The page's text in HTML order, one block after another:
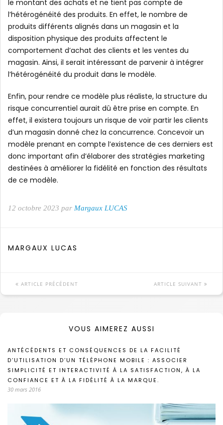
le montant des achats et ne tient pas compte de
l’hétérogénéité des produits. En effet, le nombre de
produits différents alignés dans un magasin et la
disposition physique des produits affectent le
comportement d’achat des clients et les ventes du
magasin. Ainsi, il serait intéressant de parvenir à intégrer
l’hétérogénéité du produit dans le modèle.
Enfin, pour rendre ce modèle plus réaliste, la structure du
risque concurrentiel aurait dû être prise en compte. En
effet, il existera toujours un risque de voir partir les clients
d’un magasin donné chez la concurrence. Concevoir un
modèle prenant en compte l’existence de ces derniers est
donc important afin d’élaborer des stratégies marketing
destinées à améliorer la fidélité en fonction des résultats
de ce modèle.
12 octobre 2023 par Margaux LUCAS
MARGAUX LUCAS
ARTICLE PRÉCÉDENT ARTICLE SUIVANT
VOUS AIMEREZ AUSSI
ANTÉCÉDENTS ET CONSÉQUENCES DE LA FACILITÉ
D’UTILISATION D’UN TÉLÉPHONE MOBILE : ASSOCIER
SIMPLICITÉ ET INTERACTIVITÉ À LA SATISFACTION, À LA
CONFIANCE ET À LA FIDÉLITÉ À LA MARQUE.
30 mars 2016